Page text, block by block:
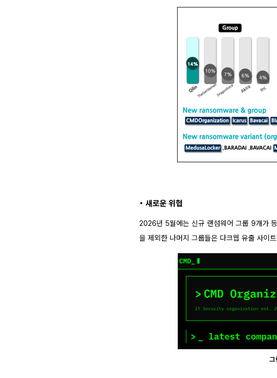
• 새로운 위협
2026년 5월에는 신규 랜섬웨어 그룹 9개가
을 제외한 나머지 그룹들은 다크웹 유출 사이